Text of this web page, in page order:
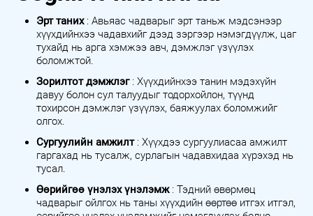
Эрт таних: Авьяас чадварыг эрт таньж мэдсэнээр
хүүхдийнхээ чадавхийг дээд зэргээр нэмэгдүүлж, цаг
тухайд нь арга хэмжээ авч, дэмжлэг үзүүлэх
боломжтой.
Зорилтот дэмжлэг: Хүүхдийнхээ танин мэдэхүйн
давуу болон сул талуудыг тодорхойлон, түүнд
тохирсон дэмжлэг үзүүлэх, баяжуулах боломжийг
олгох.
Сургуулийн амжилт: Хүүхдээ сургуулиасаа амжилт
гаргахад нь тусалж, сурлагын чадавхидаа хүрэхэд нь
тусал.
Өөрийгөө үнэлэх үнэлэмж: Тэдний өвөрмөц
чадварыг ойлгох нь таны хүүхдийн өөртөө итгэх итгэл,